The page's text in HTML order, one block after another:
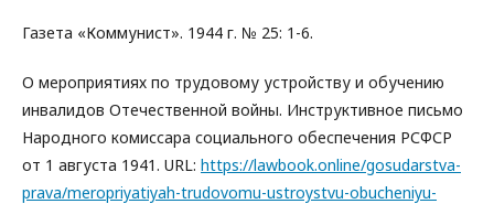
Газета «Коммунист». 1944 г. № 25: 1-6.
О мероприятиях по трудовому устройству и обучению
инвалидов Отечественной войны. Инструктивное письмо
Народного комиссара социального обеспечения РСФСР
от 1 августа 1941. URL: https://lawbook.online/gosudarstva-
prava/meropriyatiyah-trudovomu-ustroystvu-obucheniyu-